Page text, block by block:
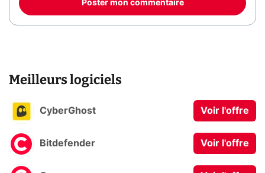
Poster mon commentaire
Meilleurs logiciels
CyberGhost Voir l'offre
Bitdefender Voir l'offre